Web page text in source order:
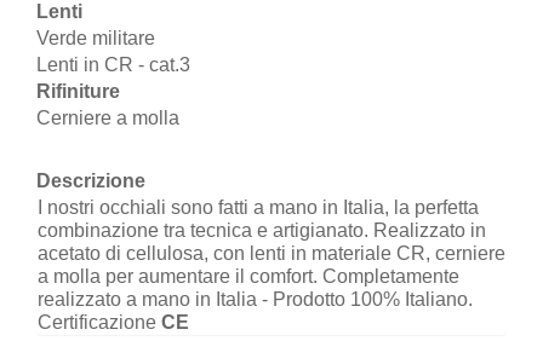
Lenti
Verde militare
Lenti in CR - cat.3
Rifiniture
Cerniere a molla
Descrizione
I nostri occhiali sono fatti a mano in Italia, la perfetta
combinazione tra tecnica e artigianato. Realizzato in
acetato di cellulosa, con lenti in materiale CR, cerniere
a molla per aumentare il comfort. Completamente
realizzato a mano in Italia - Prodotto 100% Italiano.
Certificazione CE